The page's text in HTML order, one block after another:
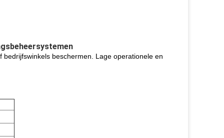
beschermen. Lage operationele en